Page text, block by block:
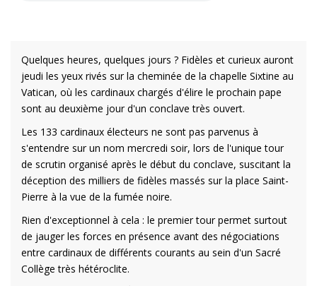
Quelques heures, quelques jours ? Fidèles et curieux auront
jeudi les yeux rivés sur la cheminée de la chapelle Sixtine au
Vatican, où les cardinaux chargés d'élire le prochain pape
sont au deuxième jour d'un conclave très ouvert.
Les 133 cardinaux électeurs ne sont pas parvenus à
s'entendre sur un nom mercredi soir, lors de l'unique tour
de scrutin organisé après le début du conclave, suscitant la
déception des milliers de fidèles massés sur la place Saint-
Pierre à la vue de la fumée noire.
Rien d'exceptionnel à cela : le premier tour permet surtout
de jauger les forces en présence avant des négociations
entre cardinaux de différents courants au sein d'un Sacré
Collège très hétéroclite.